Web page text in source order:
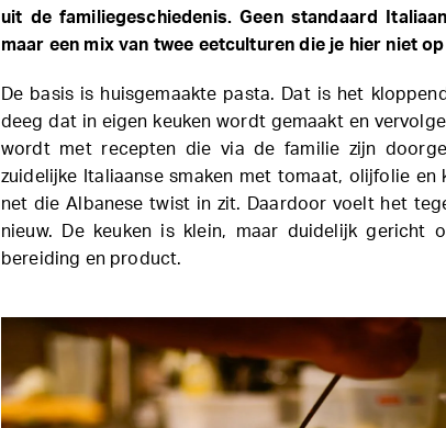
uit de familiegeschiedenis. Geen standaard
maar een mix van twee eetculturen die je hier niet
De basis is huisgemaakte pasta. Dat is het
deeg dat in eigen keuken wordt gemaakt en
wordt met recepten die via de familie zijn
zuidelijke Italiaanse smaken met tomaat, olijfolie en
net die Albanese twist in zit. Daardoor voelt het
nieuw. De keuken is klein, maar duidelijk gericht
bereiding en product.